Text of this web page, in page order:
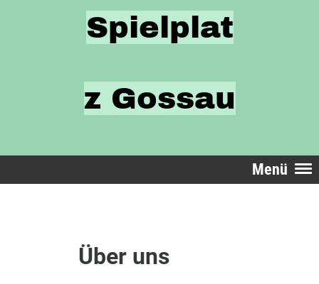
Spielplat
z Gossau
Menü
Über uns